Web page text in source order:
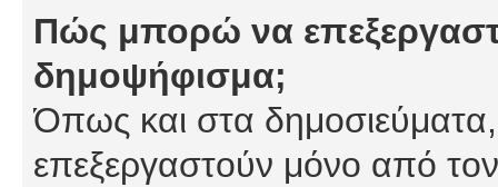
Πώς μπορώ να
δημοψήφισμα;
Όπως και στα
επεξεργαστούν μόνο από